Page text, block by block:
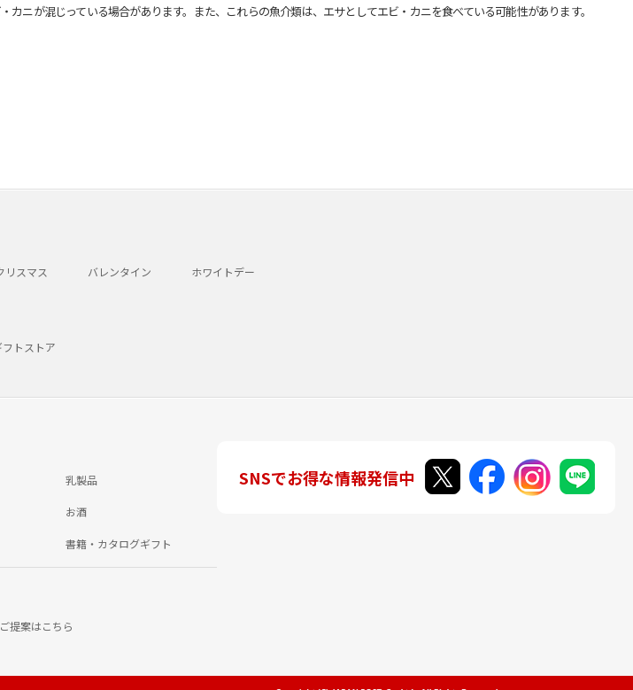
が混じっている場合があります。また、これらの魚介類は、エサとしてエビ・カニを食べている可能性があります。
リスマス バレンタイン ホワイトデー
トストア
乳製品
お酒
書籍・カタログギフト
提案はこちら
SNSでお得な情報発信中